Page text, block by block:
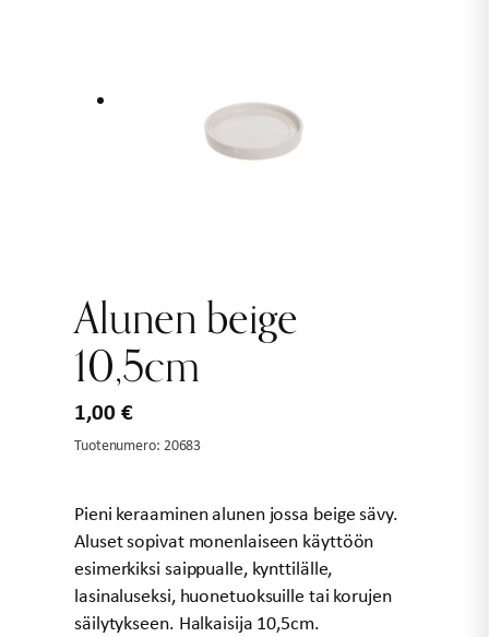
Alunen beige
10,5cm
1,00 €
Tuotenumero: 20683
Pieni keraaminen alunen jossa beige sävy.
Aluset sopivat monenlaiseen käyttöön
esimerkiksi saippualle, kynttilälle,
lasinaluseksi, huonetuoksuille tai korujen
säilytykseen. Halkaisija 10,5cm.